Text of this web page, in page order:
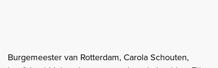
Burgemeester van Rotterdam, Carola Schouten,